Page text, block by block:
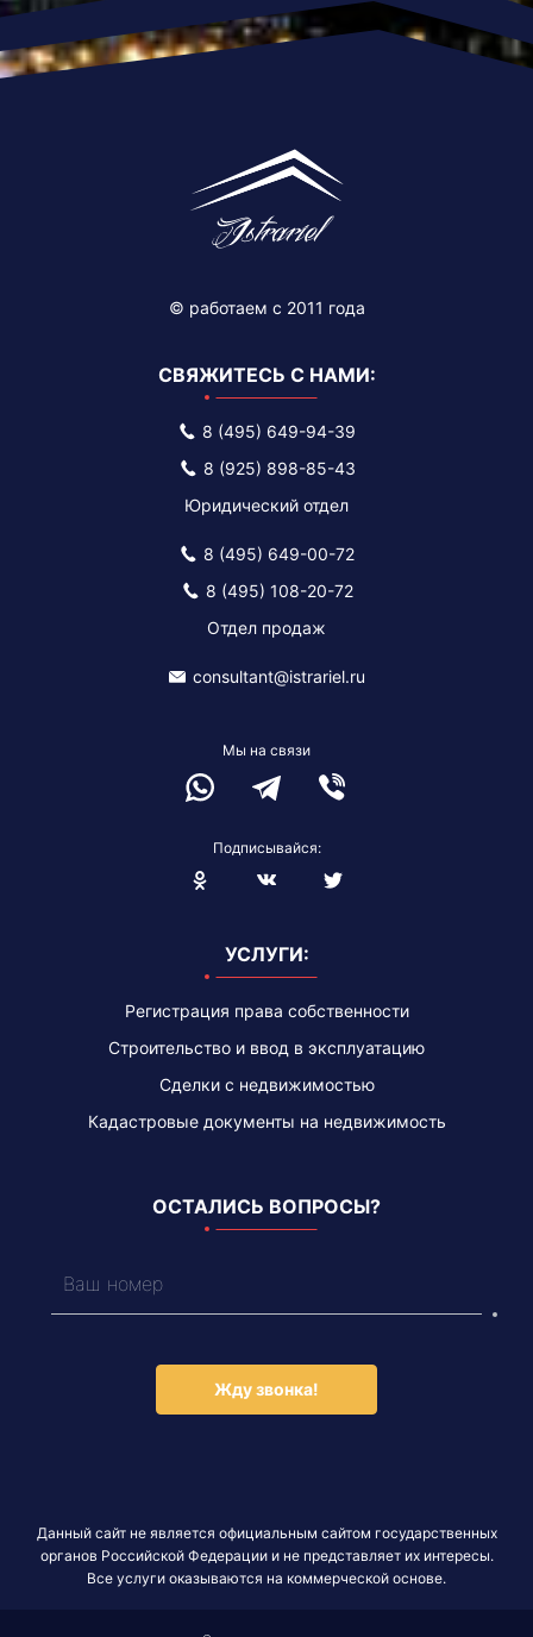
© работаем c 2011 года
СВЯЖИТЕСЬ С НАМИ:
8 (495) 649-94-39
8 (925) 898-85-43
Юридический отдел
8 (495) 649-00-72
8 (495) 108-20-72
Отдел продаж
consultant@istrariel.ru
Мы на связи
Подписывайся:
Blogger
УСЛУГИ:
Регистрация права собственности
Строительство и ввод в эксплуатацию
Сделки с недвижимостью
Кадастровые документы на недвижимость
ОСТАЛИСЬ ВОПРОСЫ?
Жду звонка!
Данный сайт не является официальным сайтом государственных
органов Российской Федерации и не представляет их интересы.
Все услуги оказываются на коммерческой основе.